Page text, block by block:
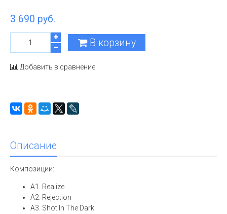
3 690 руб.
В корзину
Добавить в сравнение
Описание
Композиции:
A1. Realize
A2. Rejection
A3. Shot In The Dark